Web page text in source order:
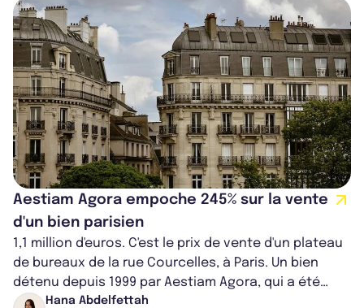
Aestiam Agora empoche 245% sur la vente
d'un bien parisien
1,1 million d'euros. C'est le prix de vente d'un plateau
de bureaux de la rue Courcelles, à Paris. Un bien
détenu depuis 1999 par Aestiam Agora, qui a été
cédé avec une plus-value...
Hana Abdelfettah